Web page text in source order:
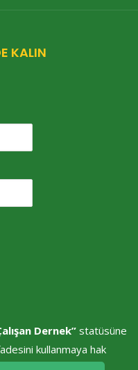
KALIN
Dernek”statüsüne
kullanmaya hak